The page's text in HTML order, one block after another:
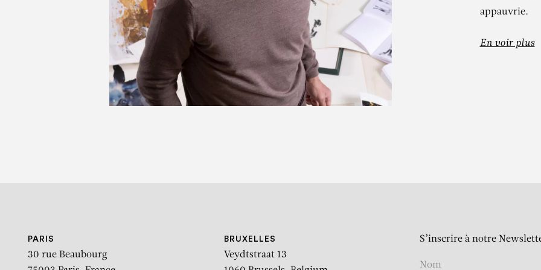
PHILIPPE
appauvrie.
En voir plus
PARIS
30 rue Beaubourg
BRUXELLES
Veydtstraat 13
S’inscrire à notre